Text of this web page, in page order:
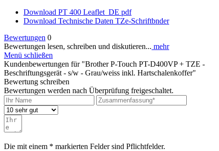
Download PT 400 Leaflet_DE pdf
Download Technische Daten TZe-Schriftbnder
Bewertungen 0
Bewertungen lesen, schreiben und diskutieren... mehr
Menü schließen
Kundenbewertungen für "Brother P-Touch PT-D400VP + TZE -
Beschriftungsgerät - s/w - Grau/weiss inkl. Hartschalenkoffer"
Bewertung schreiben
Bewertungen werden nach Überprüfung freigeschaltet.
Die mit einem * markierten Felder sind Pflichtfelder.